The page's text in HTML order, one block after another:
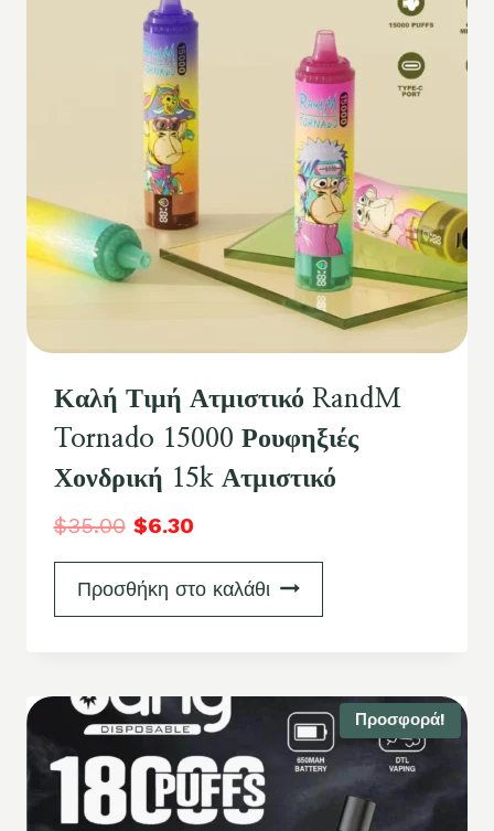
Καλή Τιμή Ατμιστικό RandM
Tornado 15000 Ρουφηξιές
Χονδρική 15k Ατμιστικό
$35.00 $6.30
Προσθήκη στο καλάθι
Προσφορά!